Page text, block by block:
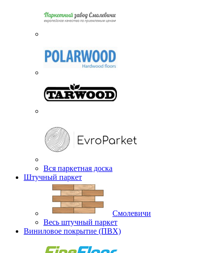
Вся паркетная доска
Штучный паркет
Смолевичи
Весь штучный паркет
Виниловое покрытие (ПВХ)